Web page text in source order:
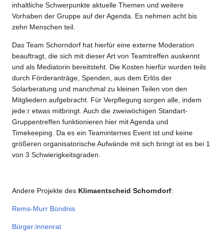
inhaltliche Schwerpunkte aktuelle Themen und weitere
Vorhaben der Gruppe auf der Agenda. Es nehmen acht bis
zehn Menschen teil.
Das Team Schorndorf hat hierfür eine externe Moderation
beauftragt, die sich mit dieser Art von Teamtreffen auskennt
und als Mediatorin bereitsteht. Die Kosten hierfür wurden teils
durch Förderanträge, Spenden, aus dem Erlös der
Solarberatung und manchmal zu kleinen Teilen von den
Mitgliedern aufgebracht. Für Verpflegung sorgen alle, indem
jede:r etwas mitbringt. Auch die zweiwöchigen Standart-
Gruppentreffen funktionieren hier mit Agenda und
Timekeeping. Da es ein Teaminternes Event ist und keine
größeren organisatorische Aufwände mit sich bringt ist es bei 1
von 3 Schwierigkeitsgraden.
Andere Projekte des Klimaentscheid Schorndorf:
Rems-Murr Bündnis
Bürger:innenrat